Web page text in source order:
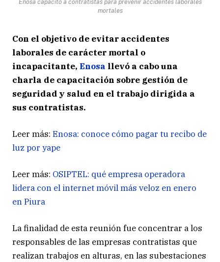
Enosa capacitó a contratistas para prevenir accidentes laborales
mortales
Con el objetivo de evitar accidentes
laborales de carácter mortal o
incapacitante, Enosa llevó a cabo una
charla de capacitación sobre gestión de
seguridad y salud en el trabajo dirigida a
sus contratistas.
Leer más: Enosa: conoce cómo pagar tu recibo de
luz por yape
Leer más: OSIPTEL: qué empresa operadora
lidera con el internet móvil más veloz en enero
en Piura
La finalidad de esta reunión fue concentrar a los
responsables de las empresas contratistas que
realizan trabajos en alturas, en las subestaciones